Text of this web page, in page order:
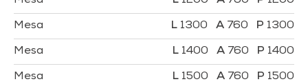
Mesa 1300 760 1300
Mesa 1400 760 1400
Mesa 1500 760 1500